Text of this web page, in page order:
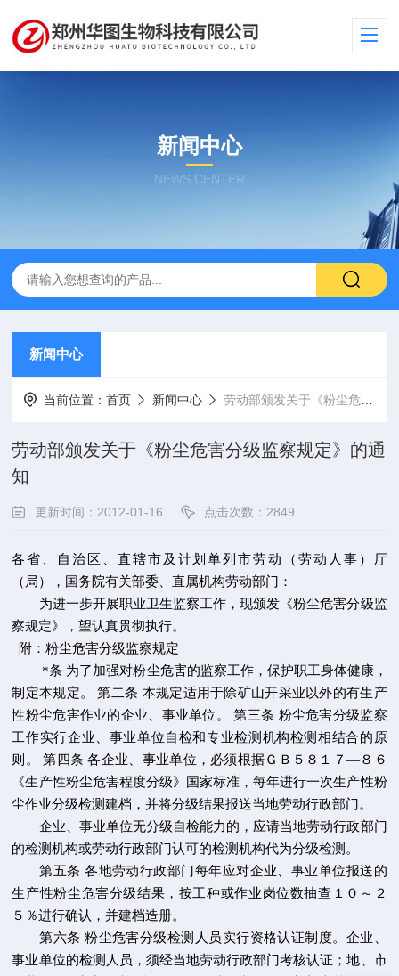
新闻中心
NEWS CENTER
新闻中心
当前位置：首页 新闻中心 劳动部颁发关于《粉尘危害分级监察规定》的通知
劳动部颁发关于《粉尘危害分级监察规定》的通
知
更新时间：2012-01-16 点击次数：2849
各省、自治区、直辖市及计划单列市劳动（劳动人事）厅
（局），国务院有关部委、直属机构劳动部门：
为进一步开展职业卫生监察工作，现颁发《粉尘危害分级监
察规定》，望认真贯彻执行。
附：粉尘危害分级监察规定
*条 为了加强对粉尘危害的监察工作，保护职工身体健康，
制定本规定。
第二条 本规定适用于除矿山开采业以外的有生产
性粉尘危害作业的企业、事业单位。
第三条 粉尘危害分级监察
工作实行企业、事业单位自检和专业检测机构检测相结合的原
则。
第四条 各企业、事业单位，必须根据ＧＢ５８１７ —８６
《生产性粉尘危害程度分级》国家标准，每年进行一次生产性粉
尘作业分级检测建档，并将分级结果报送当地劳动行政部门。
企业、事业单位无分级自检能力的，应请当地劳动行政部门
的检测机构或劳动行政部门认可的检测机构代为分级检测。
第五条 各地劳动行政部门每年应对企业、事业单位报送的
生产性粉尘危害分级结果，按工种或作业岗位数抽查１０～２
５％进行确认，并建档造册。
第六条 粉尘危害分级检测人员实行资格认证制度。企业、
事业单位的检测人员，须经当地劳动行政部门考核认证；地、市